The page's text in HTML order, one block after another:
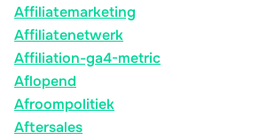
Affiliatemarketing
Affiliatenetwerk
Affiliation-ga4-metric
Aflopend
Afroompolitiek
Aftersales